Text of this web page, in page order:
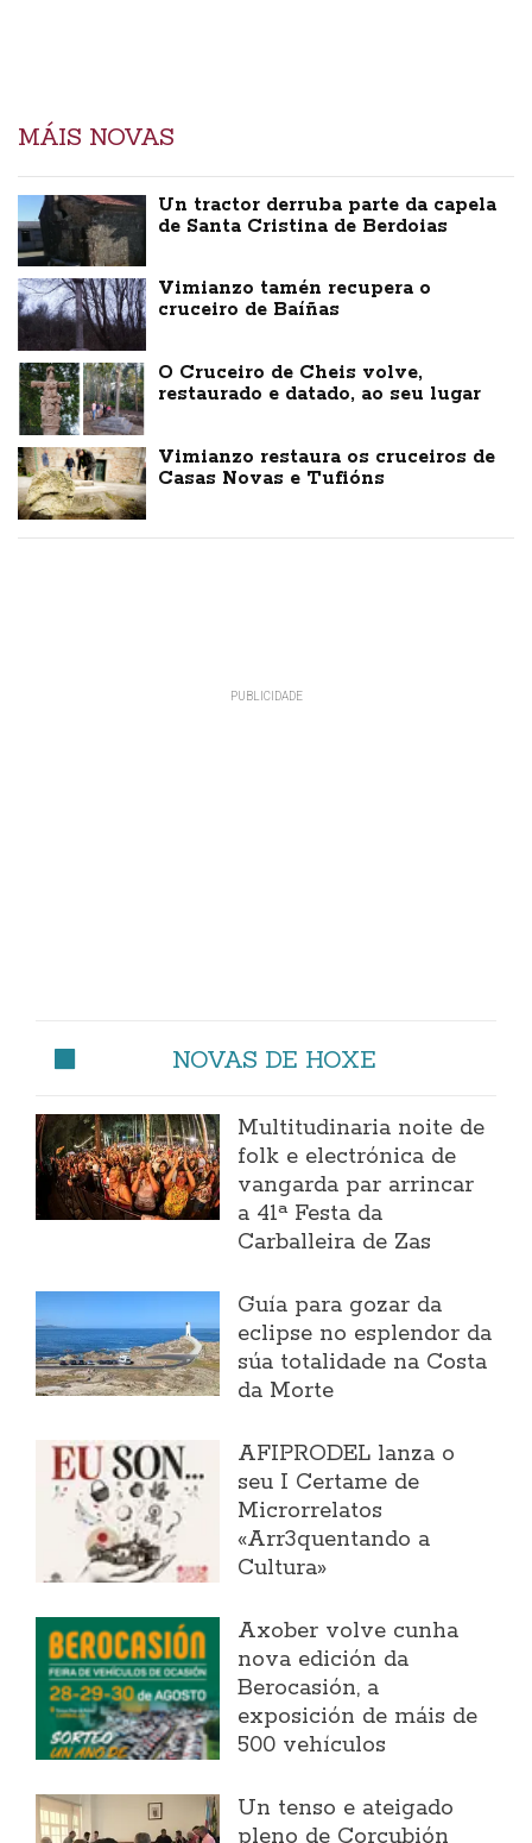
MÁIS NOVAS
Un tractor derruba parte da capela
de Santa Cristina de Berdoias
Vimianzo tamén recupera o
cruceiro de Baíñas
O Cruceiro de Cheis volve,
restaurado e datado, ao seu lugar
Vimianzo restaura os cruceiros de
Casas Novas e Tufións
NOVAS DE HOXE
Multitudinaria noite de
folk e electrónica de
vangarda par arrincar
a 41ª Festa da
Carballeira de Zas
Guía para gozar da
eclipse no esplendor da
súa totalidade na Costa
da Morte
AFIPRODEL lanza o
seu I Certame de
Microrrelatos
«Arr3quentando a
Cultura»
Axober volve cunha
nova edición da
Berocasión, a
exposición de máis de
500 vehículos
Un tenso e ateigado
pleno de Corcubión